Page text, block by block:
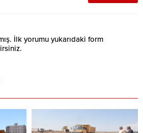
İlk yorumu yukarıdaki form